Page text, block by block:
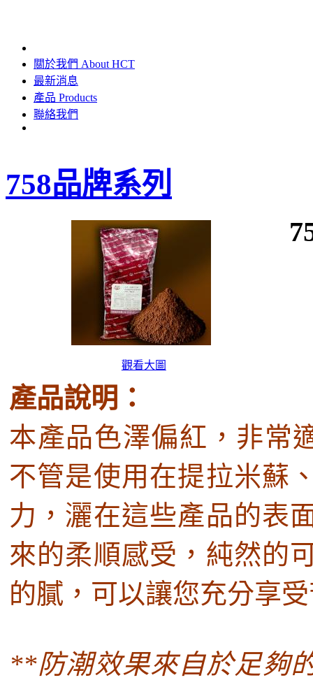
關於我們 About HCT
最新消息
產品 Products
聯絡我們
758品牌系列
觀看大圖
產品說明：
本產品色澤偏紅，非常
不管是使用在提拉米蘇
力，灑在這些產品的表
來的柔順感受，純然的
的膩，可以讓您充分享
**防潮效果來自於足夠